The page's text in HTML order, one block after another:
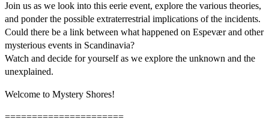
Join us as we look into this eerie event, explore the various theories,
and ponder the possible extraterrestrial implications of the incidents.
Could there be a link between what happened on Espevær and other
mysterious events in Scandinavia?
Watch and decide for yourself as we explore the unknown and the
unexplained.
Welcome to Mystery Shores!
======================